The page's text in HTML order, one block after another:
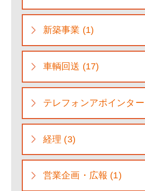
新築事業 (1)
車輌回送 (17)
テレフォンアポインタ
経理 (3)
営業企画・広報 (1)